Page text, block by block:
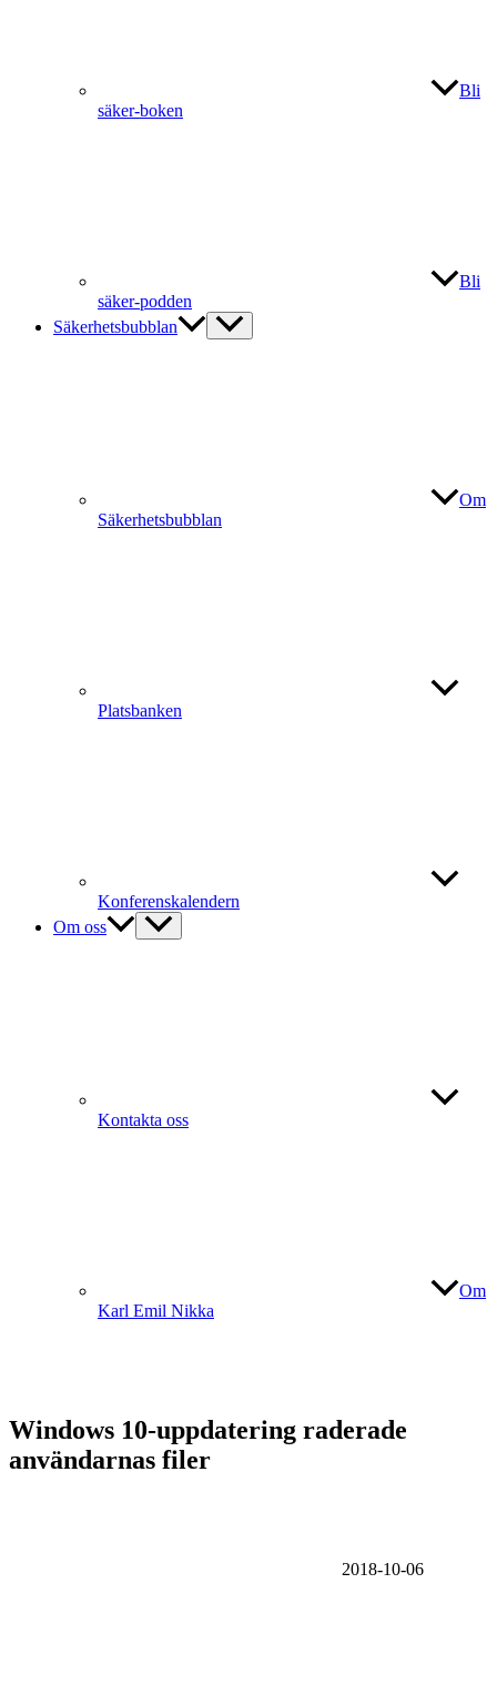
Bli
säker-boken
Bli
säker-podden
Säkerhetsbubblan
Om
Säkerhetsbubblan
Platsbanken
Konferenskalendern
Om oss
Kontakta oss
Om
Karl Emil Nikka
Windows 10-uppdatering raderade
användarnas filer
2018-10-06